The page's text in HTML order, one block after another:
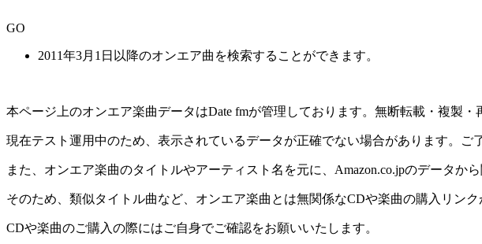
GO
2011年3月1日以降のオンエア曲を検索することができます。
本ページ上のオンエア楽曲データはDate fmが管理しております。無断転載・複製・
現在テスト運用中のため、表示されているデータが正確でない場合があります。ご
また、オンエア楽曲のタイトルやアーティスト名を元に、Amazon.co.jpのデータか
そのため、類似タイトル曲など、オンエア楽曲とは無関係なCDや楽曲の購入リン
CDや楽曲のご購入の際にはご自身でご確認をお願いいたします。